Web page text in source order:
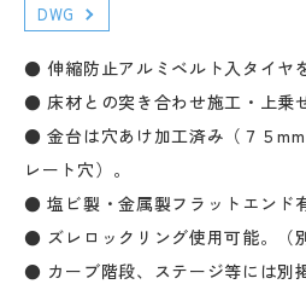
DWG
● 伸縮防止アルミベルト入タイヤ
● 床材との突き合わせ施工・上乗
● 金台は穴あけ加工済み（７５
レート穴）。
● 塩ビ製・金属製フラットエンド
● ズレロックリング使用可能。（
● カーブ階段、ステージ等には別